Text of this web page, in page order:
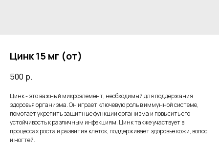
Цинк 15 мг (от)
500 р.
Цинк - это важный микроэлемент, необходимый для поддержания
здоровья организма. Он играет ключевую роль в иммунной системе,
помогает укрепить защитные функции организма и повысить его
устойчивость к различным инфекциям. Цинк также участвует в
процессах роста и развития клеток, поддерживает здоровье кожи, волос
и ногтей.